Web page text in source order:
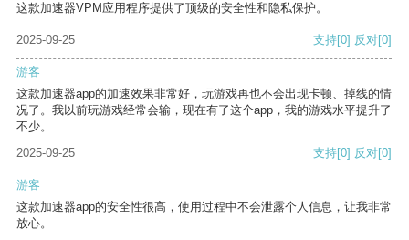
这款加速器VPM应用程序提供了顶级的安全性和隐私保护。
2025-09-25 支持[0] 反对[0]
游客
这款加速器app的加速效果非常好，玩游戏再也不会出现卡顿、掉线的情
况了。我以前玩游戏经常会输，现在有了这个app，我的游戏水平提升了
不少。
2025-09-25
支持[0] 反对[0]
游客
这款加速器app的安全性很高，使用过程中不会泄露个人信息，让我非常
放心。